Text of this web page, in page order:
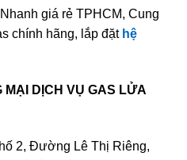
giá rẻ TPHCM, Cung
chính hãng, lắp đặt hệ
MẠI DỊCH VỤ GAS LỬA
2, Đường Lê Thị Riêng,